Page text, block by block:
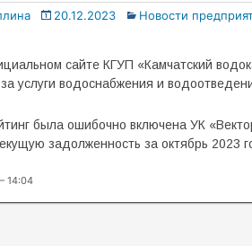
20.12.2023 Новости
сайте КГУП «Камчатский
услуги водоснабжения и
была ошибочно включена УК
задолженность за октябрь 2023
14:04